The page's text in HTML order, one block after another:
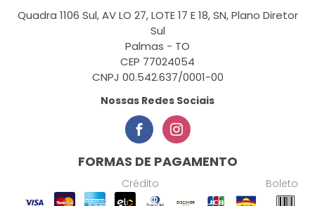
Quadra 1106 Sul, AV LO 27, LOTE 17 E 18, SN, Plano Diretor
Sul
Palmas - TO
CEP 77024054
CNPJ 00.542.637/0001-00
Nossas Redes Sociais
FORMAS DE PAGAMENTO
Crédito Boleto